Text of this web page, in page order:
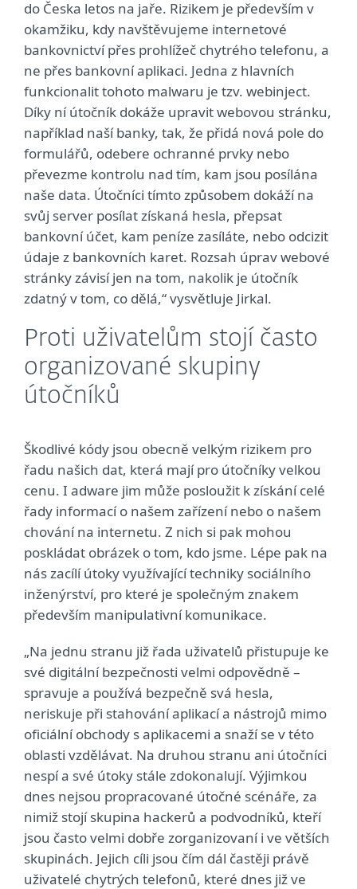
do Česka letos na jaře. Rizikem je především v
okamžiku, kdy navštěvujeme internetové
bankovnictví přes prohlížeč chytrého telefonu, a
ne přes bankovní aplikaci. Jedna z hlavních
funkcionalit tohoto malwaru je tzv. webinject.
Díky ní útočník dokáže upravit webovou stránku,
například naší banky, tak, že přidá nová pole do
formulářů, odebere ochranné prvky nebo
převezme kontrolu nad tím, kam jsou posílána
naše data. Útočníci tímto způsobem dokáží na
svůj server posílat získaná hesla, přepsat
bankovní účet, kam peníze zasíláte, nebo odcizit
údaje z bankovních karet. Rozsah úprav webové
stránky závisí jen na tom, nakolik je útočník
zdatný v tom, co dělá,“ vysvětluje Jirkal.
Proti uživatelům stojí často
organizované skupiny
útočníků
Škodlivé kódy jsou obecně velkým rizikem pro
řadu našich dat, která mají pro útočníky velkou
cenu. I adware jim může posloužit k získání celé
řady informací o našem zařízení nebo o našem
chování na internetu. Z nich si pak mohou
poskládat obrázek o tom, kdo jsme. Lépe pak na
nás zacílí útoky využívající techniky sociálního
inženýrství, pro které je společným znakem
především manipulativní komunikace.
„Na jednu stranu již řada uživatelů přistupuje ke
své digitální bezpečnosti velmi odpovědně –
spravuje a používá bezpečně svá hesla,
neriskuje při stahování aplikací a nástrojů mimo
oficiální obchody s aplikacemi a snaží se v této
oblasti vzdělávat. Na druhou stranu ani útočníci
nespí a své útoky stále zdokonalují. Výjimkou
dnes nejsou propracované útočné scénáře, za
nimiž stojí skupina hackerů a podvodníků, kteří
jsou často velmi dobře zorganizovaní i ve větších
skupinách. Jejich cíli jsou čím dál častěji právě
uživatelé chytrých telefonů, které dnes již ve